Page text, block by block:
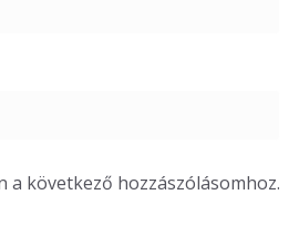
a következő hozzászólásomhoz.